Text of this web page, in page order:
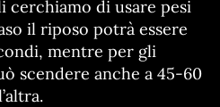
cerchiamo di usare pesi
il riposo potrà essere
mentre per gli
scendere anche a 45-60